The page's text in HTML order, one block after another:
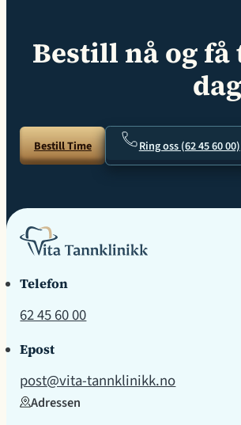
Bestill nå og
dag
Bestill Time Ring oss (62 45 60 00)
Telefon
62 45 60 00
Epost
post@vita-tannklinikk.no
Adressen